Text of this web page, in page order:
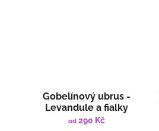
Gobelínový ubrus -
Levandule a fialky
od290 Kč